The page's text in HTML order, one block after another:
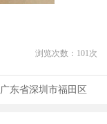
浏览次数： 101次
广东省深圳市福田区